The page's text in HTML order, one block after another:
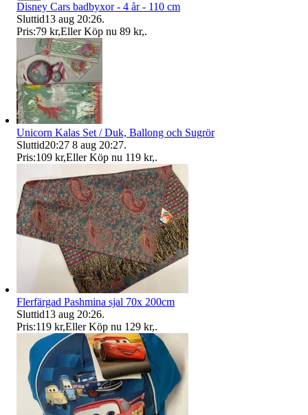
Disney Cars badbyxor - 4 år - 110 cm
Sluttid13 aug 20:26.
Pris:79 kr,Eller Köp nu 89 kr,.
Unicorn Kalas Set / Duk, Ballong och Sugrör
Sluttid20:27 8 aug 20:27.
Pris:109 kr,Eller Köp nu 119 kr,.
Flerfärgad Pashmina sjal 70x 200cm
Sluttid13 aug 20:26.
Pris:119 kr,Eller Köp nu 129 kr,.